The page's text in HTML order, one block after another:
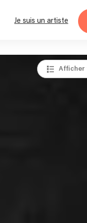
Je suis un artiste
Afficher